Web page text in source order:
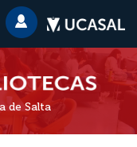
de Salta